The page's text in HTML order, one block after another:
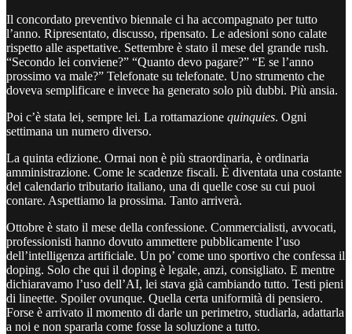
Il concordato preventivo biennale ci ha accompagnato per tutto
l’anno. Ripresentato, discusso, ripensato. Le adesioni sono calate
rispetto alle aspettative. Settembre è stato il mese del grande rush.
“Secondo lei conviene?” “Quanto devo pagare?” “E se l’anno
prossimo va male?” Telefonate su telefonate. Uno strumento che
doveva semplificare e invece ha generato solo più dubbi. Più ansia.
Poi c’è stata lei, sempre lei. La rottamazione quinquies. Ogni
settimana un numero diverso.
La quinta edizione. Ormai non è più straordinaria, è ordinaria
amministrazione. Come le scadenze fiscali. È diventata una costante
del calendario tributario italiano, una di quelle cose su cui puoi
contare. Aspettiamo la prossima. Tanto arriverà.
Ottobre è stato il mese della confessione. Commercialisti, avvocati,
professionisti hanno dovuto ammettere pubblicamente l’uso
dell’intelligenza artificiale. Un po’ come uno sportivo che confessa il
doping. Solo che qui il doping è legale, anzi, consigliato. E mentre
dichiaravamo l’uso dell’AI, lei stava già cambiando tutto. Testi pieni
di lineette. Spoiler ovunque. Quella certa uniformità di pensiero.
Forse è arrivato il momento di darle un perimetro, studiarla, adattarla
a noi e non spararla come fosse la soluzione a tutto.